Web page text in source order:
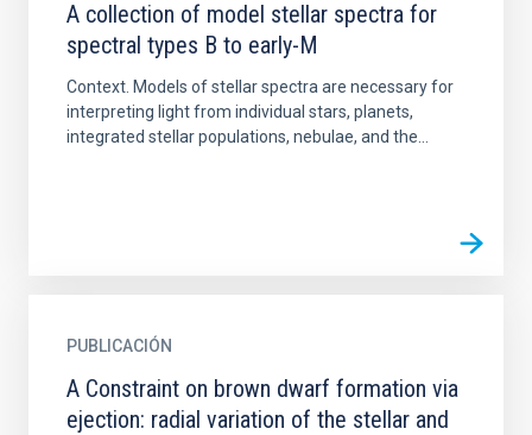
A collection of model stellar spectra for
spectral types B to early-M
Context. Models of stellar spectra are necessary for
interpreting light from individual stars, planets,
integrated stellar populations, nebulae, and the...
PUBLICACIÓN
A Constraint on brown dwarf formation via
ejection: radial variation of the stellar and